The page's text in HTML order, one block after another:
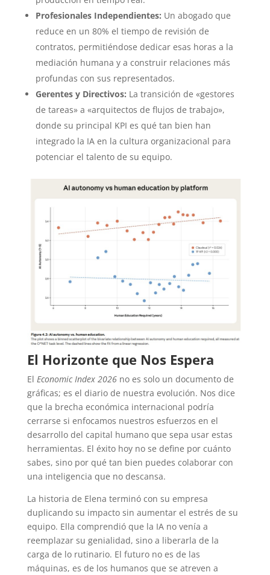
Profesionales Independientes: Un abogado que
reduce en un 80% el tiempo de revisión de
contratos, permitiéndose dedicar esas horas a la
mediación humana y a construir relaciones más
profundas con sus representados.
Gerentes y Directivos: La transición de «gestores
de tareas» a «arquitectos de flujos de trabajo»,
donde su principal KPI es qué tan bien han
integrado la IA en la cultura organizacional para
potenciar el talento de su equipo.
El Horizonte que Nos Espera
El Economic Index 2026no es solo un documento de
gráficas; es el diario de nuestra evolución. Nos dice
que la brecha económica internacional podría
cerrarse si enfocamos nuestros esfuerzos en el
desarrollo del capital humano que sepa usar estas
herramientas. El éxito hoy no se define por cuánto
sabes, sino por qué tan bien puedes colaborar con
una inteligencia que no descansa.
La historia de Elena terminó con su empresa
duplicando su impacto sin aumentar el estrés de su
equipo. Ella comprendió que la IA no venía a
reemplazar su genialidad, sino a liberarla de la
carga de lo rutinario. El futuro no es de las
máquinas, es de los humanos que se atreven a